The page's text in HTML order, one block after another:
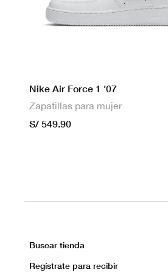
Nike Air Force 1 '07
Zapatillas para mujer
S/ 549.90
Buscar tienda
Regístrate para recibir